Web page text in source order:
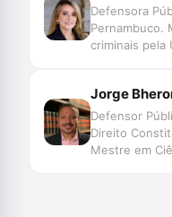
para todas as
Defensora
Pernambuco.
criminais pela
Jorge
Defensor
Direito
Mestre em